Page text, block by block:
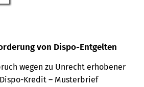
von Dispo-Entgelten
wegen zu Unrecht erhobener
Kredit – Musterbrief